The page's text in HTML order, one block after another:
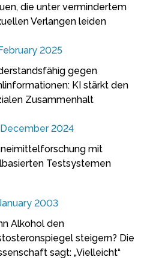
die unter vermindertem
Verlangen leiden
2025
gegen
KI stärkt den
Zusammenhalt
2024
mit
Testsystemen
2003
Alkohol den
steigern? Die
sagt: „Vielleicht“